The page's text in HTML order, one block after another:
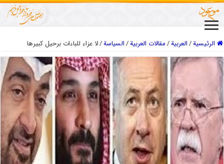
الرئيسية/العربیة/مقالات العربیة/السیاسة/لا عزاء للباءات برحيل كبيرها